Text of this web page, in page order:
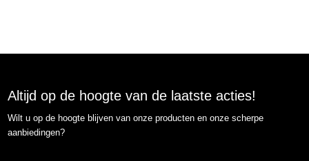
Altijd op de hoogte van de laatste acties!
Wilt u op de hoogte blijven van onze producten en onze scherpe
aanbiedingen?